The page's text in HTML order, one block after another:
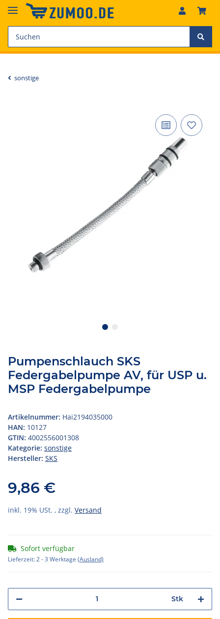
sonstige
Pumpenschlauch SKS
Federgabelpumpe AV, für USP u.
MSP Federgabelpumpe
Artikelnummer: Hai2194035000
HAN: 10127
GTIN: 4002556001308
Kategorie: sonstige
Hersteller: SKS
9,86 €
inkl. 19% USt. , zzgl. Versand
Sofort verfügbar
Lieferzeit:2 - 3 Werktage (Ausland)
Stk